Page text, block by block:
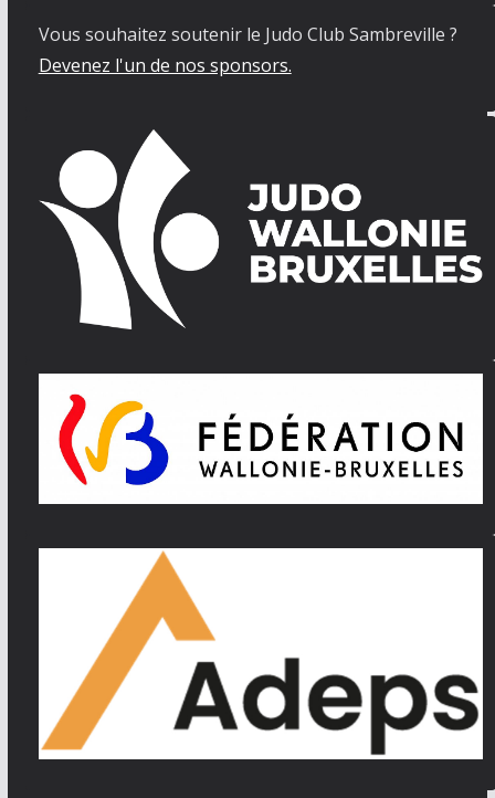
Vous souhaitez soutenir le Judo Club Sambreville ?
Devenez l'un de nos sponsors.